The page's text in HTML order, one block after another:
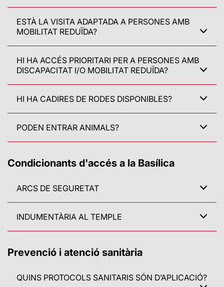
ESTÀ LA VISITA ADAPTADA A PERSONES AMB
MOBILITAT REDUÏDA?
HI HA ACCÉS PRIORITARI PER A PERSONES AMB
DISCAPACITAT I/O MOBILITAT REDUÏDA?
HI HA CADIRES DE RODES DISPONIBLES?
PODEN ENTRAR ANIMALS?
Condicionants d'accés a la Basílica
ARCS DE SEGURETAT
INDUMENTÀRIA AL TEMPLE
Prevenció i atenció sanitària
QUINS PROTOCOLS SANITARIS SÓN D’APLICACIÓ?